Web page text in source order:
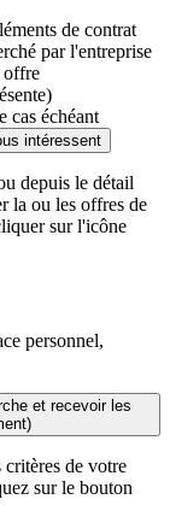
de contrat
par l'entreprise
offre
cas échéant
intéressent
depuis le détail
la ou les offres de
sur l'icône
personnel,
et recevoir les
critères de votre
sur le bouton